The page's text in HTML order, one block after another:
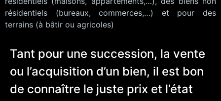
résidentiels (bureaux, commerces,…) et pour des
terrains (à bâtir ou agricoles)
Tant pour une succession, la vente
ou l’acquisition d’un bien, il est bon
de connaître le juste prix et l’état